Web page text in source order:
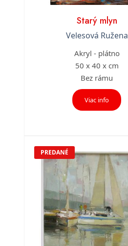
Starý mlyn
Velesová Ružena
Akryl - plátno
50 x 40 x cm
Bez rámu
Viac info
PREDANÉ